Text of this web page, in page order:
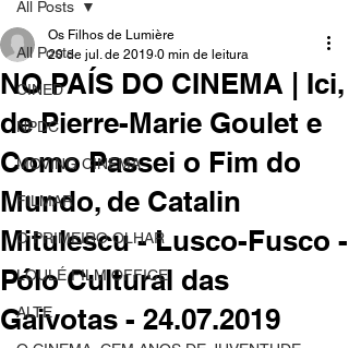
All Posts
CINED
NPDC
MOVING CINEMA
FILMAR
O PRIMEIRO OLHAR
LOULÉ FILM OFFICE
ALTE
All Posts
NO PAÍS DO CINEMA | Ici,
de Pierre-Marie Goulet e
Como Passei o Fim do
Mundo, de Catalin
Mitulescu - Lusco-Fusco -
Pólo Cultural das
Gaivotas - 24.07.2019
Os Filhos de Lumière
20 de jul. de 2019 0 min de leitura